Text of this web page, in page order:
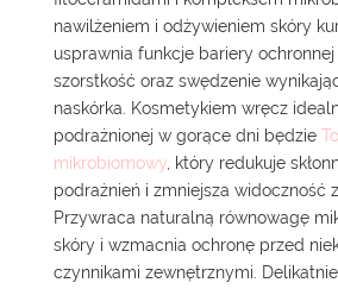
nawilżeniem i odżywieniem skóry
usprawnia funkcje bariery ochronnej
szorstkość oraz swędzenie
naskórka. Kosmetykiem wręcz
podrażnionej w gorące dni będzie
mikrobiomowy, który redukuje
podrażnień i zmniejsza widoczność
Przywraca naturalną równowagę
skóry i wzmacnia ochronę przed
czynnikami zewnętrznymi. Delikatnie